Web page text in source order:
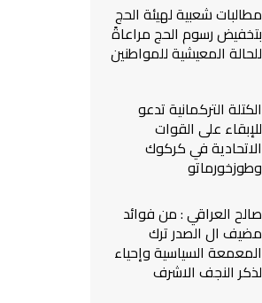
مطالبات شعبية لهيئة الحج
بتخفيض رسوم الحج مراعاةً
للحالة المعيشية للمواطنين
الكتلة التركمانية تدعو
للإبقاء على القوات
الاتحادية في كركوك
وطوزخورماتو
صالح العراقي : من فوائد
مضيف ال الصدر ترك
المعمعة السياسية وإحياء
لذكر النجف الاشرف